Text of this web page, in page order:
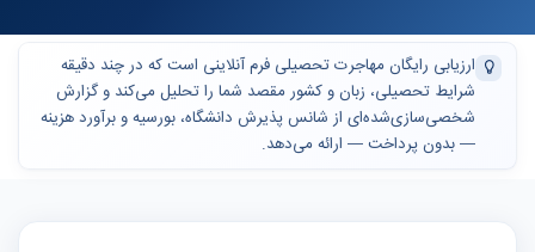
ارزیابی رایگان مهاجرت تحصیلی فرم آنلاینی است که در چند دقیقه
شرایط تحصیلی، زبان و کشور مقصد شما را تحلیل می‌کند و گزارش
شخصی‌سازی‌شده‌ای از شانس پذیرش دانشگاه، بورسیه و برآورد هزینه
— بدون پرداخت — ارائه می‌دهد.